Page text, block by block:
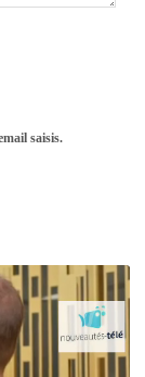
saisis.